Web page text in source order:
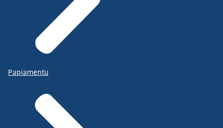
Papiamentu